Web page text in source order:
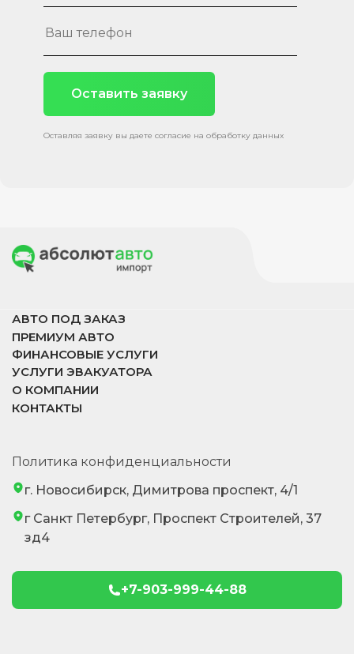
Оставить заявку
Оставляя заявку вы даете согласие на обработку данных
АВТО ПОД ЗАКАЗ
ПРЕМИУМ АВТО
ФИНАНСОВЫЕ УСЛУГИ
УСЛУГИ ЭВАКУАТОРА
О КОМПАНИИ
КОНТАКТЫ
Политика конфиденциальности
г. Новосибирск, Димитрова проспект, 4/1
г Санкт Петербург, Проспект Строителей, 37
зд4
+7-903-999-44-88